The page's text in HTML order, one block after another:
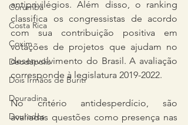
Corumbá
Costa Rica
Coxim
Deodápolis
Dois Irmãos de Buriti
Douradina
Dourados
antiprivilégios. Além disso, o ranking
classifica os congressistas de acordo
com sua contribuição positiva em
votações de projetos que ajudam no
desenvolvimento do Brasil. A avaliação
corresponde à legislatura 2019-2022.
No critério antidesperdício, são
avaliadas questões como presença nas